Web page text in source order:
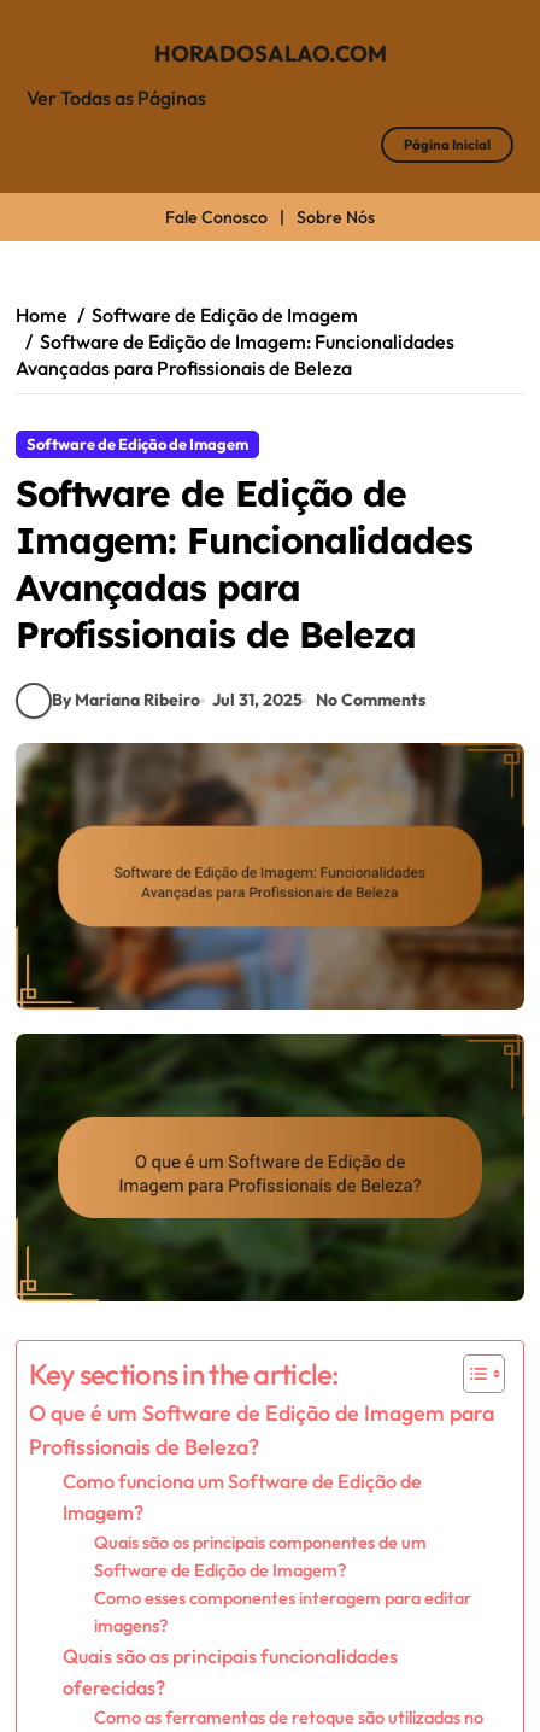
Ver Todas as Páginas
HORADOSALAO.COM
Página Inicial
Fale Conosco | Sobre Nós
content
Home
Software de Edição de Imagem
Software de Edição de Imagem: Funcionalidades
Avançadas para Profissionais de Beleza
Software de Edição de Imagem
Software de Edição de
Imagem: Funcionalidades
Avançadas para
Profissionais de Beleza
By Mariana Ribeiro Jul 31, 2025 No Comments
Key sections in the article:
O que é um Software de Edição de Imagem para
Profissionais de Beleza?
Como funciona um Software de Edição de
Imagem?
Quais são os principais componentes de um
Software de Edição de Imagem?
Como esses componentes interagem para editar
imagens?
Quais são as principais funcionalidades
oferecidas?
Como as ferramentas de retoque são utilizadas no